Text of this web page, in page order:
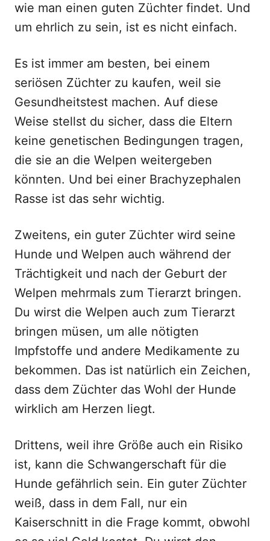
wie man einen guten Züchter findet. Und
um ehrlich zu sein, ist es nicht einfach.
Es ist immer am besten, bei einem
seriösen Züchter zu kaufen, weil sie
Gesundheitstest machen. Auf diese
Weise stellst du sicher, dass die Eltern
keine genetischen Bedingungen tragen,
die sie an die Welpen weitergeben
könnten. Und bei einer Brachyzephalen
Rasse ist das sehr wichtig.
Zweitens, ein guter Züchter wird seine
Hunde und Welpen auch während der
Trächtigkeit und nach der Geburt der
Welpen mehrmals zum Tierarzt bringen.
Du wirst die Welpen auch zum Tierarzt
bringen müsen, um alle nötigten
Impfstoffe und andere Medikamente zu
bekommen. Das ist natürlich ein Zeichen,
dass dem Züchter das Wohl der Hunde
wirklich am Herzen liegt.
Drittens, weil ihre Größe auch ein Risiko
ist, kann die Schwangerschaft für die
Hunde gefährlich sein. Ein guter Züchter
weiß, dass in dem Fall, nur ein
Kaiserschnitt in die Frage kommt, obwohl